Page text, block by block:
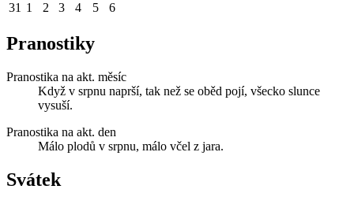
31 1 2 3 4 5 6
Pranostiky
Pranostika na akt. měsíc
Když v srpnu naprší, tak než se oběd pojí, všecko slunce
vysuší.
Pranostika na akt. den
Málo plodů v srpnu, málo včel z jara.
Svátek